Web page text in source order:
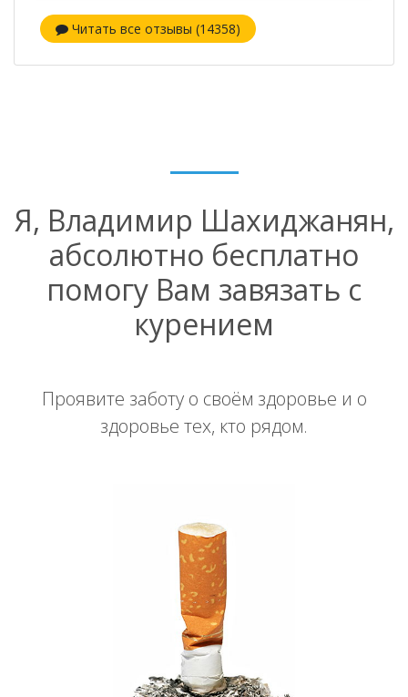
Читать все отзывы (14358)
Я, Владимир Шахиджанян,
абсолютно бесплатно
помогу Вам завязать с
курением
Проявите заботу о своём здоровье и о
здоровье тех, кто рядом.